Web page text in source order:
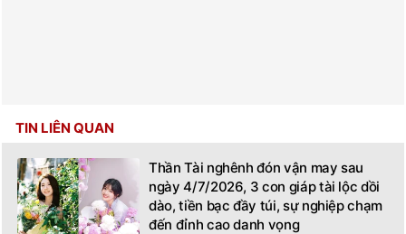
TIN LIÊN QUAN
Thần Tài nghênh đón vận may sau
ngày 4/7/2026, 3 con giáp tài lộc dồi
dào, tiền bạc đầy túi, sự nghiệp chạm
đến đỉnh cao danh vọng